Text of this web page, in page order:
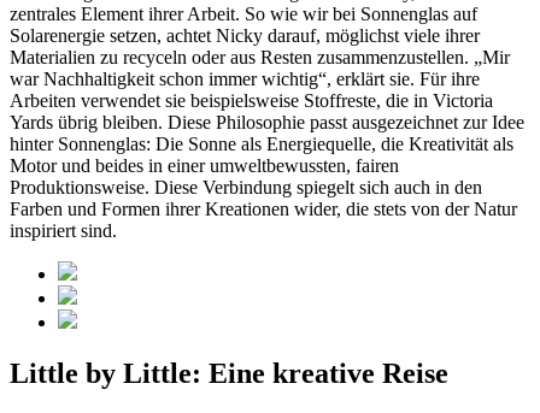
zentrales Element ihrer Arbeit. So wie wir bei Sonnenglas auf
Solarenergie setzen, achtet Nicky darauf, möglichst viele ihrer
Materialien zu recyceln oder aus Resten zusammenzustellen. „Mir
war Nachhaltigkeit schon immer wichtig“, erklärt sie. Für ihre
Arbeiten verwendet sie beispielsweise Stoffreste, die in Victoria
Yards übrig bleiben. Diese Philosophie passt ausgezeichnet zur Idee
hinter Sonnenglas: Die Sonne als Energiequelle, die Kreativität als
Motor und beides in einer umweltbewussten, fairen
Produktionsweise. Diese Verbindung spiegelt sich auch in den
Farben und Formen ihrer Kreationen wider, die stets von der Natur
inspiriert sind.
Little by Little: Eine kreative Reise